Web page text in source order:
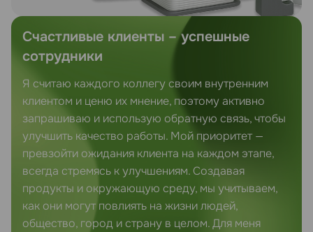
Счастливые клиенты – успешные
сотрудники
Я считаю каждого коллегу своим внутренним
клиентом и ценю их мнение, поэтому активно
запрашиваю и использую обратную связь, чтобы
улучшить качество работы. Мой приоритет —
превзойти ожидания клиента на каждом этапе,
всегда стремясь к улучшениям. Создавая
продукты и окружающую среду, мы учитываем,
как они могут повлиять на жизни людей,
общество, город и страну в целом. Для меня